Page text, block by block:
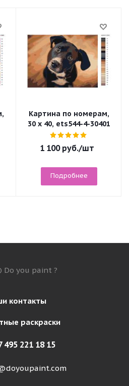
Картина по номерам,
30 x 40, ets544-4-30401
1 100руб./шт
Подробнее
Do you paint ?
контакты
раскраски
495 221 18 15